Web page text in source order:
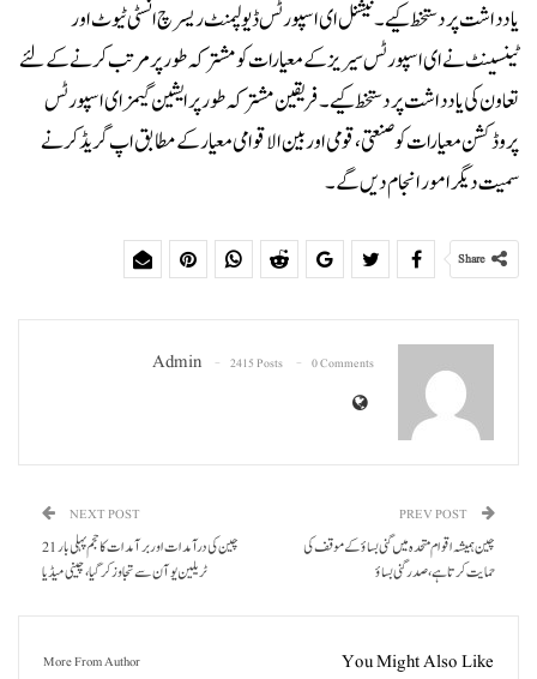
یادداشت پر دستخط کیے۔ نیشنل ای اسپورٹس ڈیولپمنٹ ریسرچ انسٹی ٹیوٹ اور
ٹینسینٹ نے ای اسپورٹس سیریز کے معیارات کو مشترکہ طور پر مرتب کرنے کے لئے
تعاون کی یادداشت پر دستخط کیے۔ فریقین مشترکہ طور پر ایشین گیمز ای اسپورٹس
پروڈکشن معیارات کو صنعتی ، قومی اور بین الاقوامی معیار کے مطابق اپ گریڈ کرنے
سمیت دیگر امور انجام دیں گے۔
Share
Admin 2415 Posts 0 Comments
چین ہمیشہ اقوام متحدہ میں گنی بساؤ کے موقف کی
حمایت کرتا ہے، صدر گنی بساؤ
NEXT POST
چین کی درآمدات اور برآمدات کا حجم پہلی بار 21
ٹریلین یوآن سے تجاوز کر گیا، چینی میڈیا
You Might Also Like
More From Author